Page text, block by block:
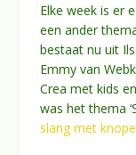
Elke week is er
een ander
bestaat nu uit
Emmy van
Crea met kids
was het thema
slang met